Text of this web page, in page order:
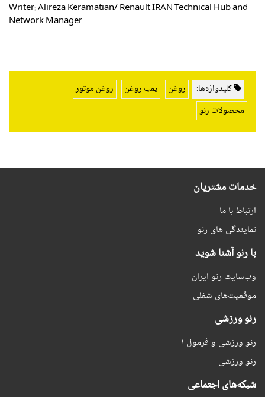
Writer: Alireza Keramatian/ Renault IRAN Technical Hub and
Network Manager
کلیدواژه‌ها: روغن پمپ روغن
روغن موتور
محصولات رنو
خدمات مشتریان
ارتباط با ما
نمایندگی های رنو
با رنو آشنا شوید
وب‌سایت رنو ایران
موقعیت‌های شغلی
رنو ورزشی
رنو ورزشی و فرمول ۱
رنو ورزشی
شبکه‌های اجتماعی